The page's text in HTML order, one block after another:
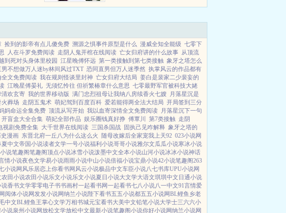
会...
捡到的影帝有点儿傻免费 溯源之惧事件原型是什么 漫威全知全能级 七零下
人在斗罗免费阅读 走阴人鬼开棺在线阅读 亡女归府讲的什么故事 从顶流
到死对头身体里校园 江星晚傅怀远 第一类接触到第七类接触 象牙之塔怎么
男不想做万人迷by林间风过TXT 恐同直男但万人迷季然 执掌风云的作品都有
全文免费阅读 我在规则怪谈里封神 亡女归府大结局 姜白是裴家二少裴妄的
江晚星傅晏礼 无须忆怜往 但祈繁椿章什么意思 七零最野军官被科技大姥
清欢玄寄 我的世界移动版 满门忠烈祖母让我纳八房续香火七嫂
月落星沉是
葬场 走阴五鬼术 萌妃驾到百度百科 爱若能得两全法大结局 开局签到三分
妈命运全集免费 顶流从写开始 我以血寄深情全文免费阅读 月落星沉下一句
开盲盒大全合集 萌妃全部作品 娱乐圈钱真好挣 傅覃川 第7类接触 走阴
视剧免费全集 大千世界在线阅读 三国杀国战 固执己见咋解释 象牙之塔的
漫画 东晋北府一丘八为什么这么火 随母改嫁后全家宠我上天92 023小说网
夏中文帝国小说读者文学一号小说福利小说哥哥小说雅尔文瓜瓜小说寒冰小说
说笔趣阁笔趣阁顶点小说冰雪小说泼墨中文全本小说山河小说冰冰小说神话
情小说夜色文学易小说雨雨小说中山小说倍福小说宝鼎小说42小说笔趣阁263
小说网 风乐居恋上你看书网 风云小说极品中文车臣小说八七书库UPU小说网
农田小说农田小说乐文小说乐文小说夏日小说大文学大语文琪琪中文 日通小说
说香书文学零零电子书书画村一起看书网一起看书七八小说八一中文91言情爱
阅体小说网发发小说网纳兰小说陛下看书五五小说都五五小说网BL鲤鱼乡老
中文BL鲤鱼王掌心文学万相书城元宝看书大美中文铅笔小说大学士三六六小
说泉州小说网放松文学放松中文最新小说笔趣阁小说你好小说网纳兰小说网